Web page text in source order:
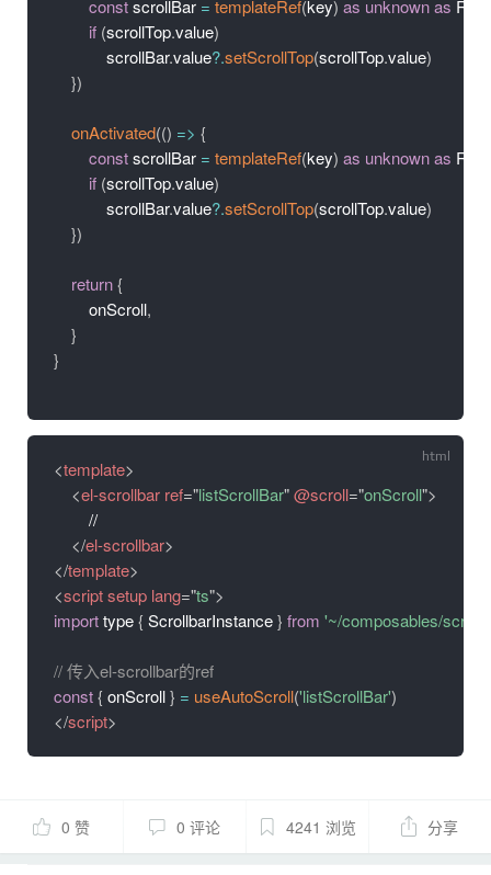
const scrollBar = templateRef(key) as unknownas Ref
if (scrollTop.value)
            scrollBar
.value?.setScrollTop(scrollTop.value)
})
onActivated(() => {
const scrollBar = templateRef(key) as unknownas Ref
if (scrollTop.value)
            scrollBar
.value?.setScrollTop(scrollTop.value)
})
return{
        onScroll
,
}
}
<template>
<el-scrollbar ref="listScrollBar"@scroll="onScroll">
        //
</el-scrollbar>
</template>
<scriptsetup lang="ts">
import type { ScrollbarInstance } from '~/composables/scroll'
// 传入el-scrollbar的ref
const{ onScroll } = useAutoScroll('listScrollBar')
</script>
0 赞 0 评论 4241 浏览 分享